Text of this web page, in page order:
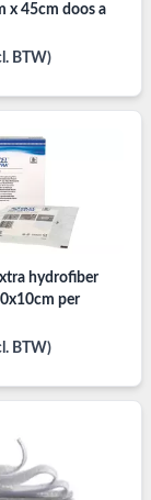
BTW)
hydrofiber
per
BTW)